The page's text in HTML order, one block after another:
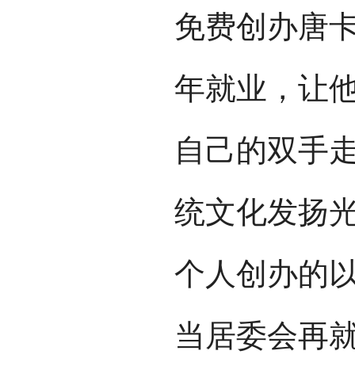
免费创办唐
年就业，让
自己的双手
统文化发扬
个人创办的
当居委会再